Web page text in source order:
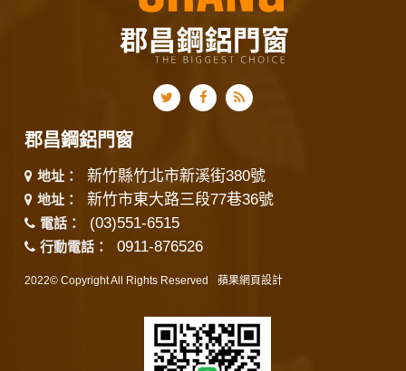
郡昌鋼鋁門窗
地址： 新竹縣竹北市新溪街380號
地址： 新竹市東大路三段77巷36號
電話： (03)551-6515
行動電話： 0911-876526
2022© Copyright All Rights Reserved 蘋果網頁設計